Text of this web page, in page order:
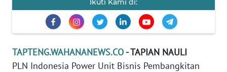
Ikuti Kami di:
TAPTENG.WAHANANEWS.CO - TAPIAN NAULI
PLN Indonesia Power Unit Bisnis Pembangkitan
SIBER
REDAKSI